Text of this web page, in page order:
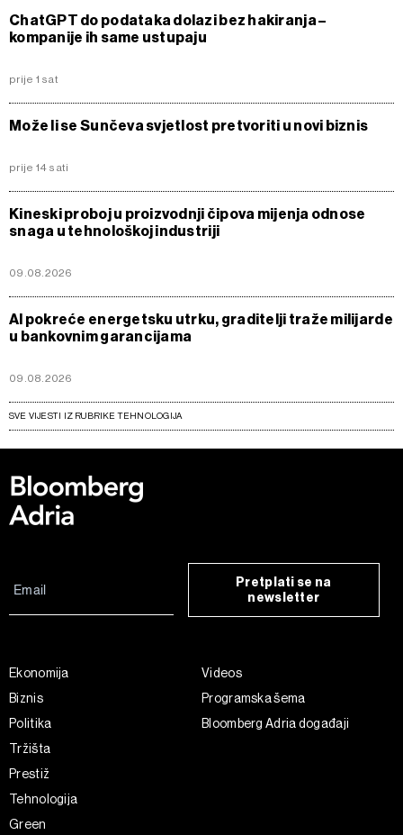
ChatGPT do podataka dolazi bez hakiranja –
kompanije ih same ustupaju
prije 1 sat
Može li se Sunčeva svjetlost pretvoriti u novi biznis
prije 14 sati
Kineski proboj u proizvodnji čipova mijenja odnose
snaga u tehnološkoj industriji
09.08.2026
AI pokreće energetsku utrku, graditelji traže milijarde
u bankovnim garancijama
09.08.2026
SVE VIJESTI IZ RUBRIKE TEHNOLOGIJA
Pretplati se na
newsletter
Ekonomija
Biznis
Politika
Tržišta
Prestiž
Tehnologija
Green
Videos
Programska šema
Bloomberg Adria događaji